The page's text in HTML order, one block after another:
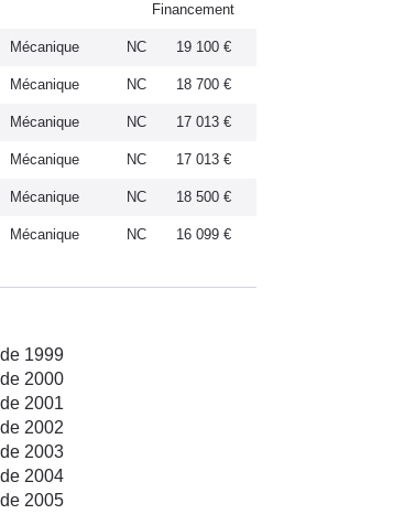
Financement
Mécanique NC 19 100 €
Mécanique NC 18 700 €
Mécanique NC 17 013 €
Mécanique NC 17 013 €
Mécanique NC 18 500 €
Mécanique NC 16 099 €
1999
2000
2001
2002
2003
2004
2005